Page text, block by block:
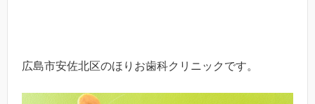
広島市安佐北区のほりお歯科クリニックです。